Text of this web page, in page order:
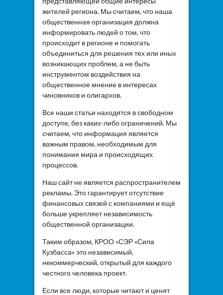
жителей региона. Мы считаем, что наша
общественная организация должна
информировать людей о том, что
происходит в регионе и помогать
объединиться для решения тех или иных
возникающих проблем, а не быть
инструментом воздействия на
общественное мнение в интересах
чиновников и олигархов.
Все наши статьи находятся в свободном
доступе, без каких-либо ограничений. Мы
считаем, что информация является
важным правом, необходимым для
понимания мира и происходящих
процессов.
Наш сайт не является распространителем
рекламы. Это гарантирует отсутствие
финансовых связей с компаниями и ещё
больше укрепляет независимость
общественной организации.
Таким образом, КРОО «СЭР «Сила
Кузбасса» это независимый,
некоммерческий, открытый для каждого
честного человека проект.
Если все люди, которые читают и ценят